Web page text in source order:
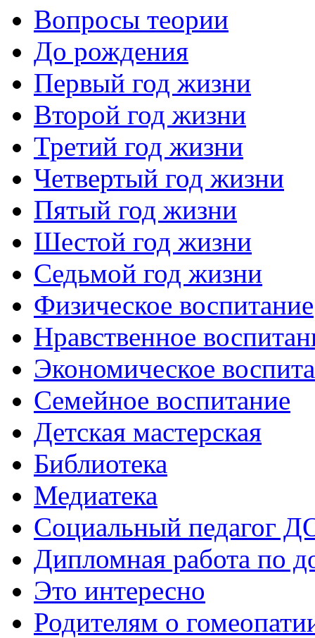
Вопросы теории
До рождения
Первый год жизни
Второй год жизни
Третий год жизни
Четвертый год жизни
Пятый год жизни
Шестой год жизни
Седьмой год жизни
Физическое воспитание
Нравственное
Экономическое
Семейное воспитание
Детская мастерская
Библиотека
Медиатека
Социальный педагог
Дипломная работа по
Это интересно
Родителям о